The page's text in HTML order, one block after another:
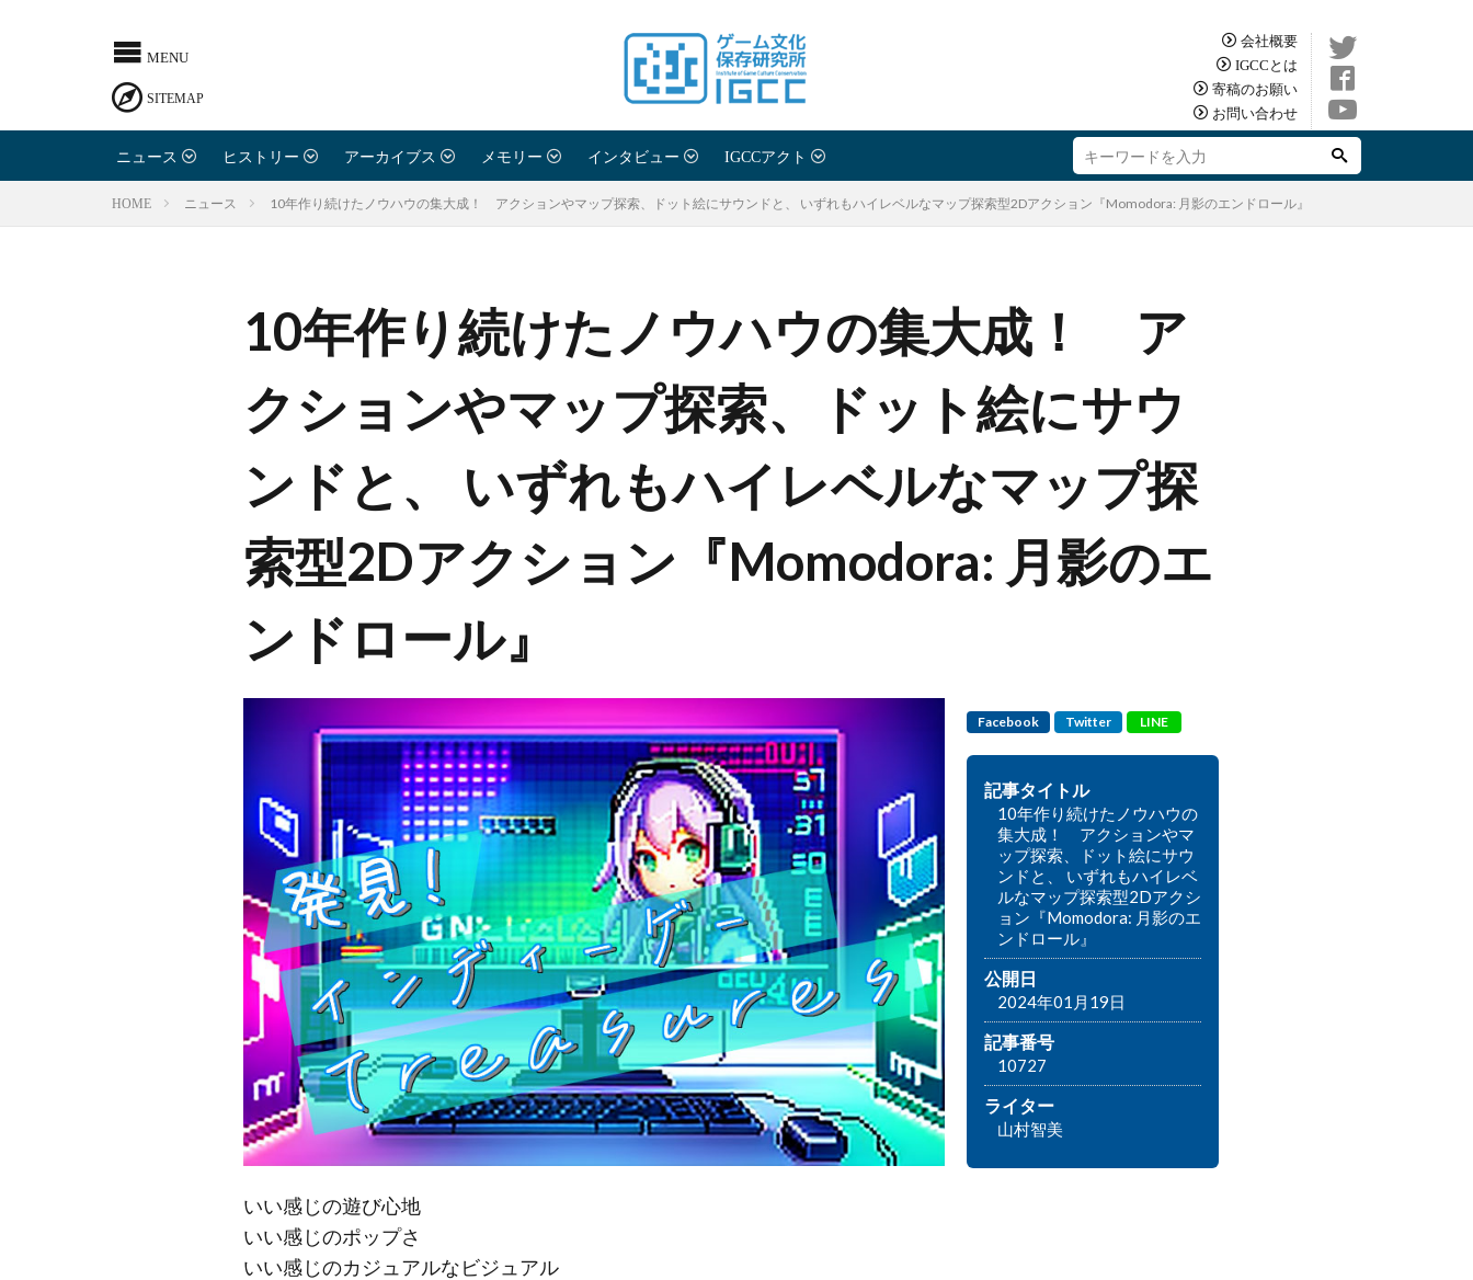
会社概要
IGCCとは
寄稿のお願い
お問い合わせ
ニュース ヒストリー アーカイブス メモリー インタビュー IGCCアクト
HOME ニュース 10年作り続けたノウハウの集大成！ アクションやマップ探索、ドット絵にサウンドと、 いずれもハイレベルなマップ探索型2Dアクション『Momodora: 月影のエンドロール』
10年作り続けたノウハウの集大成！ ア
クションやマップ探索、ドット絵にサウ
ンドと、 いずれもハイレベルなマップ探
索型2Dアクション『Momodora: 月影のエ
ンドロール』
Facebook Twitter LINE
記事タイトル
10年作り続けたノウハウの
集大成！ アクションやマ
ップ探索、ドット絵にサウ
ンドと、 いずれもハイレベ
ルなマップ探索型2Dアクシ
ョン『Momodora: 月影のエ
ンドロール』
公開日
2024年01月19日
記事番号
10727
ライター
山村智美
いい感じの遊び心地
いい感じのポップさ
いい感じのカジュアルなビジュアル